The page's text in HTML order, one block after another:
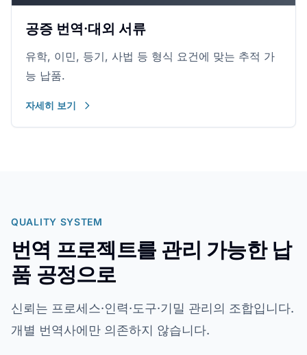
공증 번역·대외 서류
유학, 이민, 등기, 사법 등 형식 요건에 맞는 추적 가
능 납품.
자세히 보기
QUALITY SYSTEM
번역 프로젝트를 관리 가능한 납
품 공정으로
신뢰는 프로세스·인력·도구·기밀 관리의 조합입니다.
개별 번역사에만 의존하지 않습니다.